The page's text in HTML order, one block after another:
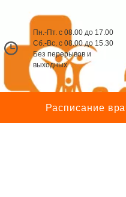
Пн.-Пт. с 08.00 до 17.00
Сб.-Вс. с 08.00 до 15.30
Без перерывов и
выходных
Расписание